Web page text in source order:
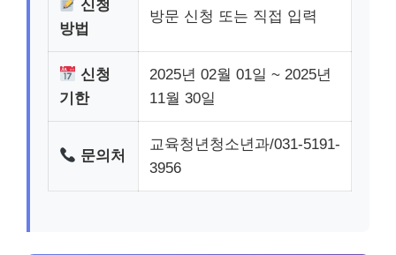
신청
방법
방문 신청 또는 직접 입력
신청
기한
2025년 02월 01일 ~ 2025년
11월 30일
문의처
교육청년청소년과/031-5191-
3956